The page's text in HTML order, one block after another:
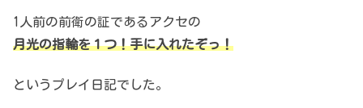
1人前の前衛の証であるアクセの
月光の指輪を１つ！手に入れたぞっ！
というプレイ日記でした。